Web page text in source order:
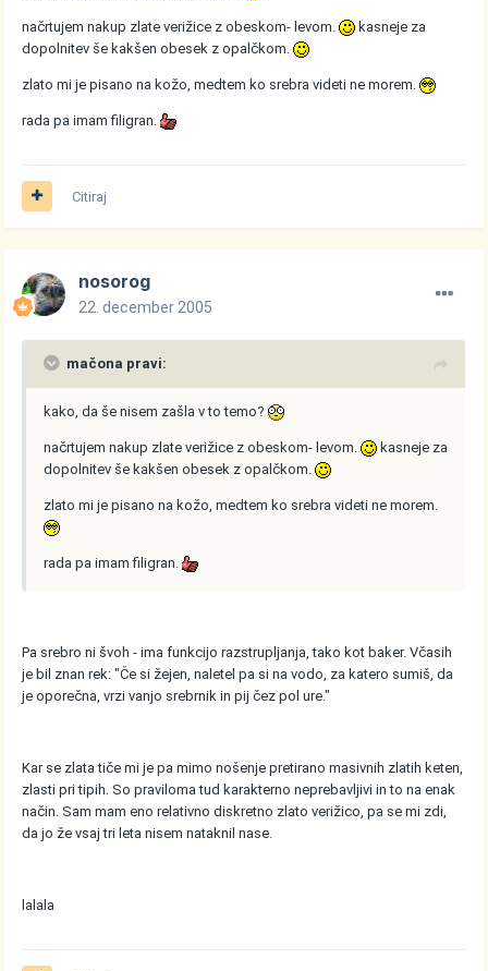
načrtujem nakup zlate verižice z obeskom- levom.
kasneje za
dopolnitev še kakšen obesek z opalčkom.
zlato mi je pisano na kožo, medtem ko srebra videti ne morem.
rada pa imam filigran.
Citiraj
nosorog
22. december 2005
mačona pravi:
kako, da še nisem zašla v to temo?
načrtujem nakup zlate verižice z obeskom- levom.
kasneje za
dopolnitev še kakšen obesek z opalčkom.
zlato mi je pisano na kožo, medtem ko srebra videti ne morem.
rada pa imam filigran.
Pa srebro ni švoh - ima funkcijo razstrupljanja, tako kot baker. Včasih
je bil znan rek: "Če si žejen, naletel pa si na vodo, za katero sumiš, da
je oporečna, vrzi vanjo srebrnik in pij čez pol ure."
Kar se zlata tiče mi je pa mimo nošenje pretirano masivnih zlatih keten,
zlasti pri tipih. So praviloma tud karakterno neprebavljivi in to na enak
način. Sam mam eno relativno diskretno zlato verižico, pa se mi zdi,
da jo že vsaj tri leta nisem nataknil nase.
lalala